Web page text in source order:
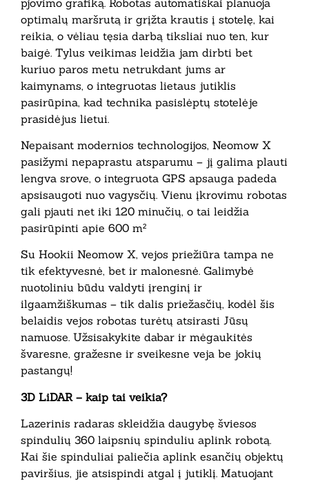
optimalų maršrutą ir grįžta krautis į stotelę, kai
reikia, o vėliau tęsia darbą tiksliai nuo ten, kur
baigė. Tylus veikimas leidžia jam dirbti bet
kuriuo paros metu netrukdant jums ar
kaimynams, o integruotas lietaus jutiklis
pasirūpina, kad technika pasislėptų stotelėje
prasidėjus lietui.
Nepaisant modernios technologijos, Neomow X
pasižymi nepaprastu atsparumu – jį galima plauti
lengva srove, o integruota GPS apsauga padeda
apsisaugoti nuo vagysčių. Vienu įkrovimu robotas
gali pjauti net iki 120 minučių, o tai leidžia
pasirūpinti apie 600 m²
Su Hookii Neomow X, vejos priežiūra tampa ne
tik efektyvesnė, bet ir malonesnė. Galimybė
nuotoliniu būdu valdyti įrenginį ir
ilgaamžiškumas – tik dalis priežasčių, kodėl šis
belaidis vejos robotas turėtų atsirasti Jūsų
namuose. Užsisakykite dabar ir mėgaukitės
švaresne, gražesne ir sveikesne veja be jokių
pastangų!
3D LiDAR – kaip tai veikia?
Lazerinis radaras skleidžia daugybę šviesos
spindulių 360 laipsnių spinduliu aplink robotą.
Kai šie spinduliai paliečia aplink esančių objektų
paviršius, jie atsispindi atgal į jutiklį. Matuojant